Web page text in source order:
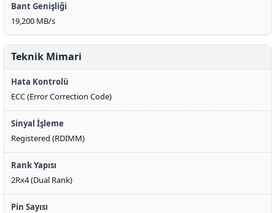
Bant Genişliği
19,200 MB/s
Teknik Mimari
Hata Kontrolü
ECC (Error Correction Code)
Sinyal İşleme
Registered (RDIMM)
Rank Yapısı
2Rx4 (Dual Rank)
Pin Sayısı